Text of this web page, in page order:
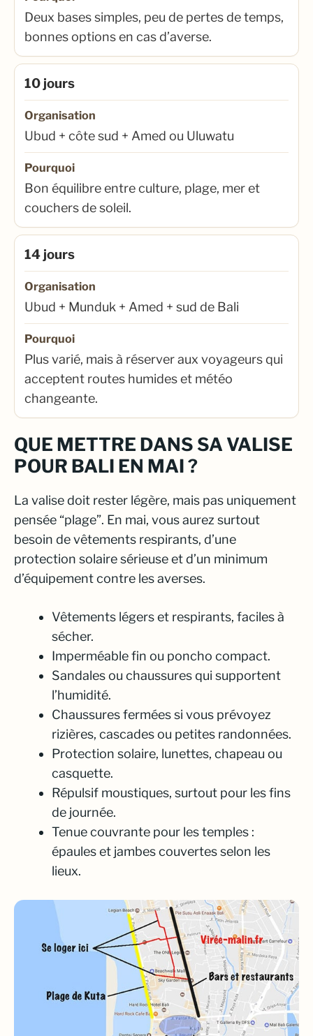
Deux bases simples, peu de pertes de temps,
bonnes options en cas d’averse.
10 jours
Organisation
Ubud + côte sud + Amed ou Uluwatu
Pourquoi
Bon équilibre entre culture, plage, mer et
couchers de soleil.
14 jours
Organisation
Ubud + Munduk + Amed + sud de Bali
Pourquoi
Plus varié, mais à réserver aux voyageurs qui
acceptent routes humides et météo
changeante.
QUE METTRE DANS SA VALISE
POUR BALI EN MAI ?
La valise doit rester légère, mais pas uniquement
pensée “plage”. En mai, vous aurez surtout
besoin de vêtements respirants, d’une
protection solaire sérieuse et d’un minimum
d’équipement contre les averses.
Vêtements légers et respirants, faciles à
sécher.
Imperméable fin ou poncho compact.
Sandales ou chaussures qui supportent
l’humidité.
Chaussures fermées si vous prévoyez
rizières, cascades ou petites randonnées.
Protection solaire, lunettes, chapeau ou
casquette.
Répulsif moustiques, surtout pour les fins
de journée.
Tenue couvrante pour les temples :
épaules et jambes couvertes selon les
lieux.